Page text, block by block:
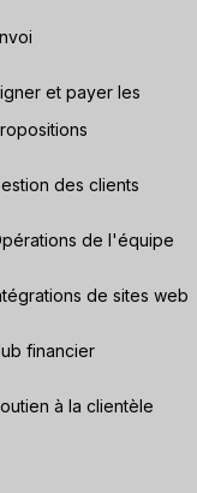
et payer les
des clients
de l'équipe
de sites web
financier
à la clientèle